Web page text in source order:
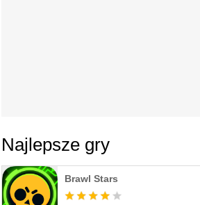
Najlepsze gry
Brawl Stars